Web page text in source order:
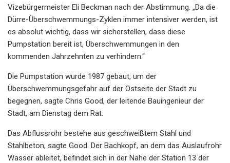
Vizebürgermeister Eli Beckman nach der Abstimmung. „Da die
Dürre-Überschwemmungs-Zyklen immer intensiver werden, ist
es absolut wichtig, dass wir sicherstellen, dass diese
Pumpstation bereit ist, Überschwemmungen in den
kommenden Jahrzehnten zu verhindern.“
Die Pumpstation wurde 1987 gebaut, um der
Überschwemmungsgefahr auf der Ostseite der Stadt zu
begegnen, sagte Chris Good, der leitende Bauingenieur der
Stadt, am Dienstag dem Rat.
Das Abflussrohr bestehe aus geschweißtem Stahl und
Stahlbeton, sagte Good. Der Bachkopf, an dem das Auslaufrohr
Wasser ableitet, befindet sich in der Nähe der Station 13 der